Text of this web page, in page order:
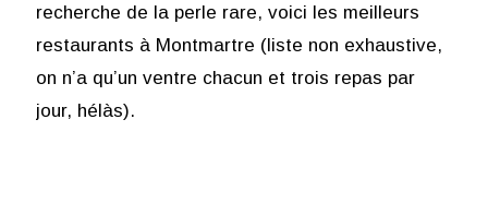
recherche de la perle rare, voici les meilleurs
restaurants à Montmartre (liste non exhaustive,
on n’a qu’un ventre chacun et trois repas par
jour, hélàs).